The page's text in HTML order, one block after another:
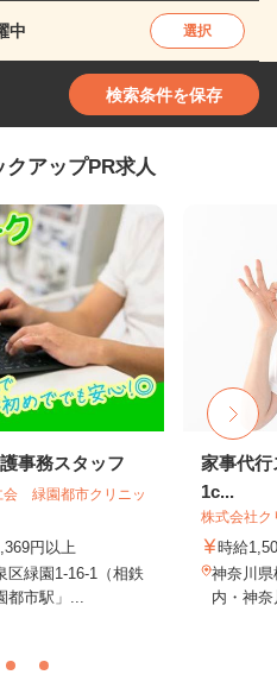
中 選択
検索条件を保存
アップPR求人
事務スタッフ
緑園都市クリニッ
円以上
区緑園1-16-1（相鉄
市駅」...
家事代行
1c...
株式会社
時給
神奈川
内・神